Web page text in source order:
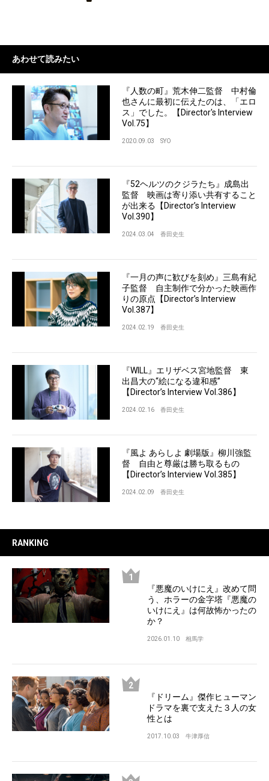
あわせて読みたい
『人数の町』荒木伸二監督 中村倫
也さんに最初に伝えたのは、「エロ
ス」でした。【Director's Interview
Vol.75】
2020.09.03 SYO
『52ヘルツのクジラたち』成島出
監督 映画は寄り添い共有すること
が出来る【Director’s Interview
Vol.390】
2024.03.04 香田史生
『一月の声に歓びを刻め』三島有紀
子監督 自主制作で分かった映画作
りの原点【Director’s Interview
Vol.387】
2024.02.19 香田史生
『WILL』エリザベス宮地監督 東
出昌大の“絵になる違和感”
【Director’s Interview Vol.386】
2024.02.16 香田史生
『風よ あらしよ 劇場版』柳川強監
督 自由と尊厳は勝ち取るもの
【Director’s Interview Vol.385】
2024.02.09 香田史生
RANKING
『悪魔のいけにえ』改めて問
う、ホラーの金字塔『悪魔の
いけにえ』は何故怖かったの
か？
2026.01.10 相馬学
『ドリーム』傑作ヒューマン
ドラマを裏で支えた３人の女
性とは
2017.10.03 牛津厚信